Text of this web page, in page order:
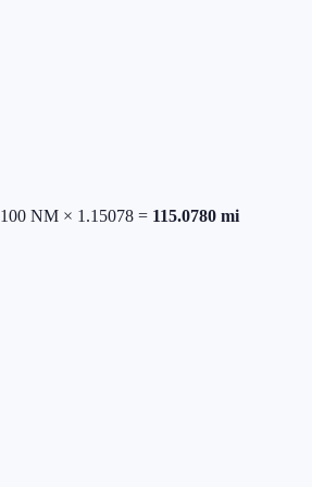
100 NM × 1.15078 = 115.0780 mi